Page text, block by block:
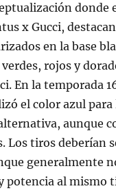
donde
x Gucci,
en la base
rojos y
En la temporada
el color azul para
aunque
Los tiros deberían
generalmente
potencia al mismo